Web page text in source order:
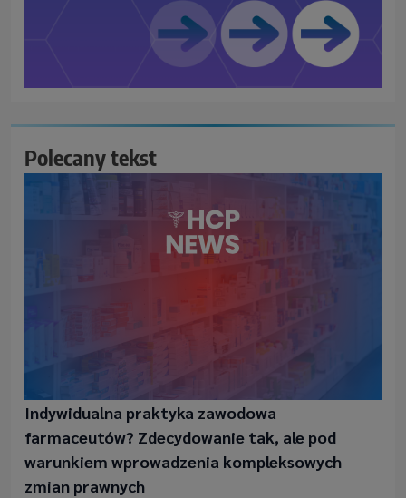
Polecany tekst
Indywidualna praktyka zawodowa
farmaceutów? Zdecydowanie tak, ale pod
warunkiem wprowadzenia kompleksowych
zmian prawnych